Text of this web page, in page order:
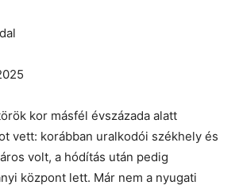
kor másfél évszázada alatt
vett: korábban uralkodói székhely és
volt, a hódítás után pedig
központ lett. Már nem a nyugati